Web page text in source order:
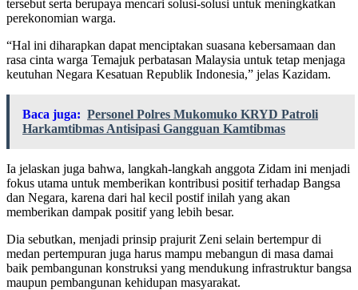
tersebut serta berupaya mencari solusi-solusi untuk meningkatkan
perekonomian warga.
“Hal ini diharapkan dapat menciptakan suasana kebersamaan dan
rasa cinta warga Temajuk perbatasan Malaysia untuk tetap menjaga
keutuhan Negara Kesatuan Republik Indonesia,” jelas Kazidam.
Baca juga: Personel Polres Mukomuko KRYD Patroli
Harkamtibmas Antisipasi Gangguan Kamtibmas
Ia jelaskan juga bahwa, langkah-langkah anggota Zidam ini menjadi
fokus utama untuk memberikan kontribusi positif terhadap Bangsa
dan Negara, karena dari hal kecil postif inilah yang akan
memberikan dampak positif yang lebih besar.
Dia sebutkan, menjadi prinsip prajurit Zeni selain bertempur di
medan pertempuran juga harus mampu mebangun di masa damai
baik pembangunan konstruksi yang mendukung infrastruktur bangsa
maupun pembangunan kehidupan masyarakat.